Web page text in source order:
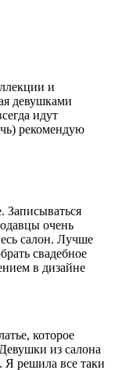
и
девушками
идут
рекомендую
Записываться
очень
салон. Лучше
свадебное
в дизайне
которое
из салона
Я решила все таки